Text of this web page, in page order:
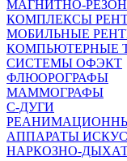
МАГНИТНО-
КОМПЛЕКСЫ
МОБИЛЬНЫЕ
КОМПЬЮТЕРНЫЕ
СИСТЕМЫ ОФЭКТ
ФЛЮОРОГРАФЫ
МАММОГРАФЫ
С-ДУГИ
АППАРАТЫ
НАРКОЗНО-